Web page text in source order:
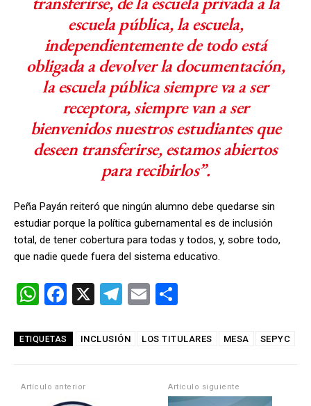
escuela pública, la escuela,
independientemente de todo está
obligada a devolver la documentación,
la escuela pública siempre va a ser
receptora, siempre van a ser
bienvenidos nuestros estudiantes que
deseen transferirse, estamos abiertos
para recibirlos”.
Peña Payán reiteró que ningún alumno debe quedarse sin
estudiar porque la política gubernamental es de inclusión
total, de tener cobertura para todas y todos, y, sobre todo,
que nadie quede fuera del sistema educativo.
W
at
A
F
ce
o
X
T
e
E
ail m
ar
ETIQUETAS INCLUSIÓN LOS TITULARES MESA SEPYC
Artículo anterior Artículo siguiente